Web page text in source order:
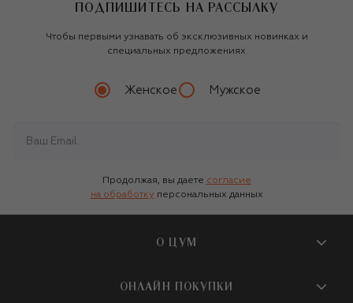
ПОДПИШИТЕСЬ НА РАССЫЛКУ
Чтобы первыми узнавать об эксклюзивных новинках и
специальных предложениях
Женское Мужское
Продолжая, вы даете согласие
на обработку персональных данных
О ЦУМ
О магазине
ОНЛАЙН ПОКУПКИ